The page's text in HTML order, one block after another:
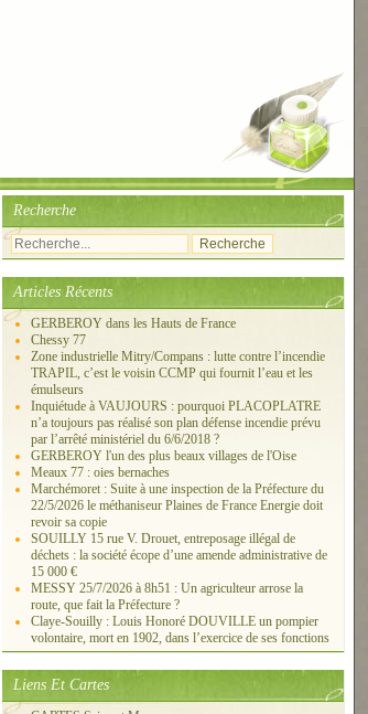
Recherche
Articles Récents
GERBEROY dans les Hauts de France
Chessy 77
Zone industrielle Mitry/Compans : lutte contre l’incendie
TRAPIL, c’est le voisin CCMP qui fournit l’eau et les
émulseurs
Inquiétude à VAUJOURS : pourquoi PLACOPLATRE
n’a toujours pas réalisé son plan défense incendie prévu
par l’arrêté ministériel du 6/6/2018 ?
GERBEROY l'un des plus beaux villages de l'Oise
Meaux 77 : oies bernaches
Marchémoret : Suite à une inspection de la Préfecture du
22/5/2026 le méthaniseur Plaines de France Energie doit
revoir sa copie
SOUILLY 15 rue V. Drouet, entreposage illégal de
déchets : la société écope d’une amende administrative de
15 000 €
MESSY 25/7/2026 à 8h51 : Un agriculteur arrose la
route, que fait la Préfecture ?
Claye-Souilly : Louis Honoré DOUVILLE un pompier
volontaire, mort en 1902, dans l’exercice de ses fonctions
Liens Et Cartes